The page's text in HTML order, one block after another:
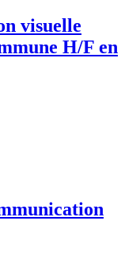
visuelle
H/F en